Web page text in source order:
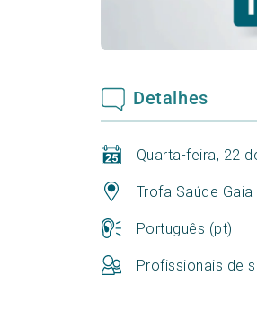
Detalhes
Quarta-feira, 22
Trofa Saúde Gaia
Português (pt)
Profissionais de